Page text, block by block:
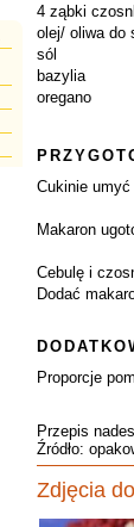
4 ząbki
olej/ oliwa do
sól
bazylia
oregano
Cukinie
Makaron
Cebulę i
Dodać
Proporcje
Przepis
Źródło:
Zdjęcia